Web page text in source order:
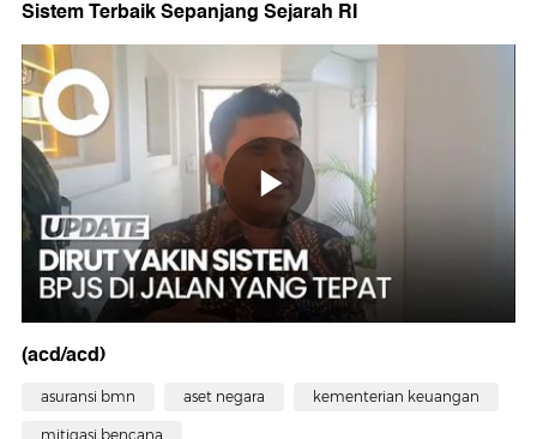
Sistem Terbaik Sepanjang Sejarah RI
(acd/acd)
asuransi bmn aset negara kementerian keuangan
mitigasi bencana